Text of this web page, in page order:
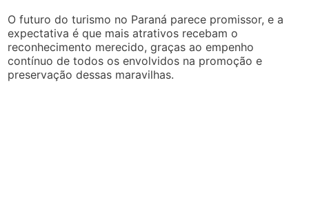
O futuro do turismo no Paraná parece promissor, e a
expectativa é que mais atrativos recebam o
reconhecimento merecido, graças ao empenho
contínuo de todos os envolvidos na promoção e
preservação dessas maravilhas.